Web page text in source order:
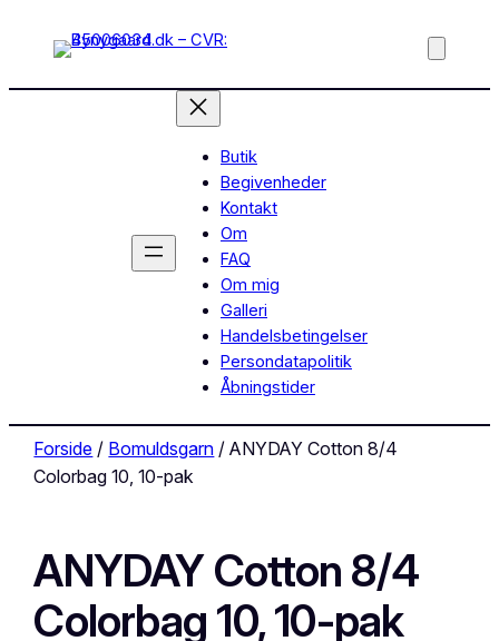
Butik
Begivenheder
Kontakt
Om
FAQ
Om mig
Galleri
Handelsbetingelser
Persondatapolitik
Åbningstider
Forside / Bomuldsgarn / ANYDAY Cotton 8/4
Colorbag 10, 10-pak
ANYDAY Cotton 8/4
Colorbag 10, 10-pak